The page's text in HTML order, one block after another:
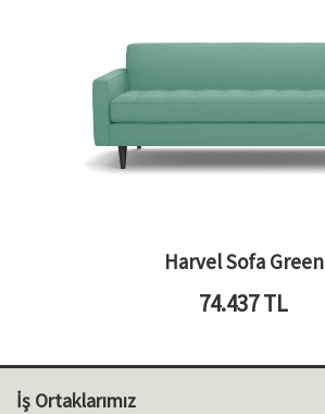
Harvel Sofa Green
74.437TL
İş Ortaklarımız